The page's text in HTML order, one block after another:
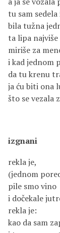
tu sam sedela
bila tužna
ta lipa
miriše za
i kad jednom
da tu krenu
ja ću biti ona
što se vezala
izgnani
rekla je,
(jednom
pile smo vino
i dočekale
rekla je:
kao da sam